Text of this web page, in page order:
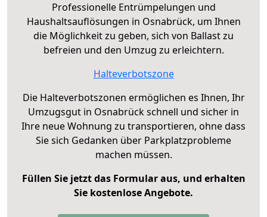
Professionelle Entrümpelungen und
Haushaltsauflösungen in Osnabrück, um Ihnen
die Möglichkeit zu geben, sich von Ballast zu
befreien und den Umzug zu erleichtern.
Halteverbotszone
Die Halteverbotszonen ermöglichen es Ihnen, Ihr
Umzugsgut in Osnabrück schnell und sicher in
Ihre neue Wohnung zu transportieren, ohne dass
Sie sich Gedanken über Parkplatzprobleme
machen müssen.
Füllen Sie jetzt das Formular aus, und erhalten
Sie kostenlose Angebote.